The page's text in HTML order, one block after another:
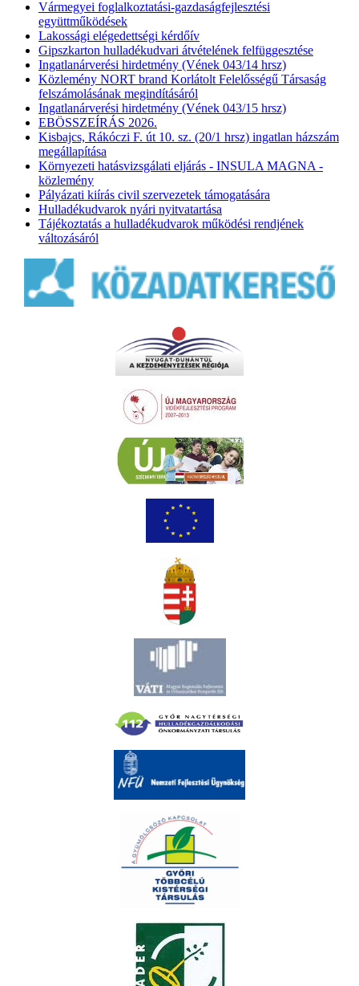
Vármegyei foglalkoztatási-gazdaságfejlesztési
együttműködések
Lakossági elégedettségi kérdőív
Gipszkarton hulladékudvari átvételének felfüggesztése
Ingatlanárverési hirdetmény (Vének 043/14 hrsz)
Közlemény NORT brand Korlátolt Felelősségű Társaság
felszámolásának megindításáról
Ingatlanárverési hirdetmény (Vének 043/15 hrsz)
EBÖSSZEÍRÁS 2026.
Kisbajcs, Rákóczi F. út 10. sz. (20/1 hrsz) ingatlan házszám
megállapítása
Környezeti hatásvizsgálati eljárás - INSULA MAGNA -
közlemény
Pályázati kiírás civil szervezetek támogatására
Hulladékudvarok nyári nyitvatartása
Tájékoztatás a hulladékudvarok működési rendjének
változásáról